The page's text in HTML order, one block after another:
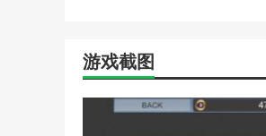
游戏截图